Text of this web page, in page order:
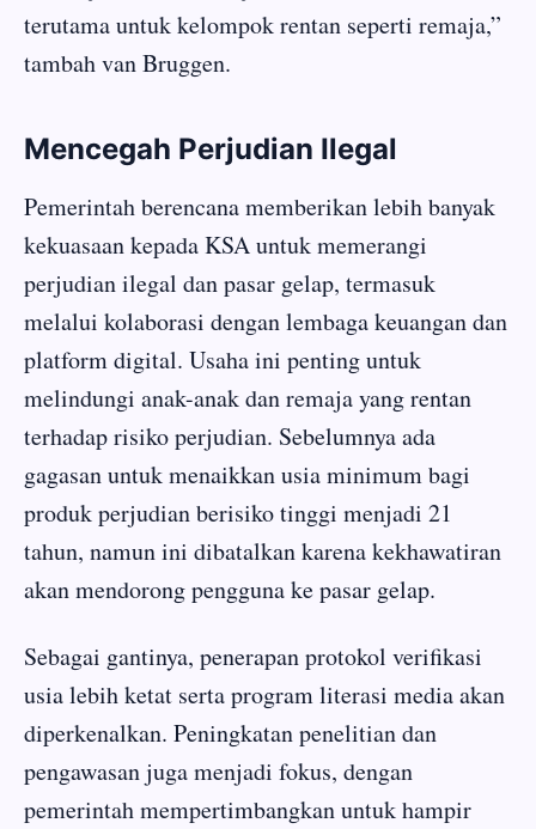
terutama untuk kelompok rentan seperti remaja,”
tambah van Bruggen.
Mencegah Perjudian Ilegal
Pemerintah berencana memberikan lebih banyak
kekuasaan kepada KSA untuk memerangi
perjudian ilegal dan pasar gelap, termasuk
melalui kolaborasi dengan lembaga keuangan dan
platform digital. Usaha ini penting untuk
melindungi anak-anak dan remaja yang rentan
terhadap risiko perjudian. Sebelumnya ada
gagasan untuk menaikkan usia minimum bagi
produk perjudian berisiko tinggi menjadi 21
tahun, namun ini dibatalkan karena kekhawatiran
akan mendorong pengguna ke pasar gelap.
Sebagai gantinya, penerapan protokol verifikasi
usia lebih ketat serta program literasi media akan
diperkenalkan. Peningkatan penelitian dan
pengawasan juga menjadi fokus, dengan
pemerintah mempertimbangkan untuk hampir